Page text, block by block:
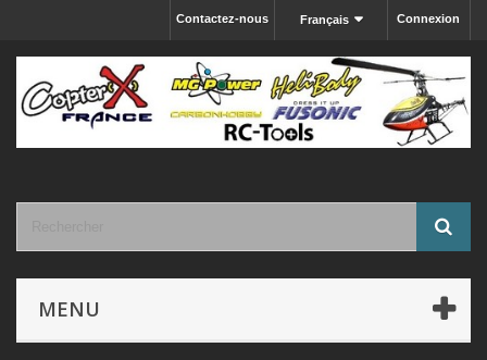
Connexion
Français
Contactez-nous
MENU